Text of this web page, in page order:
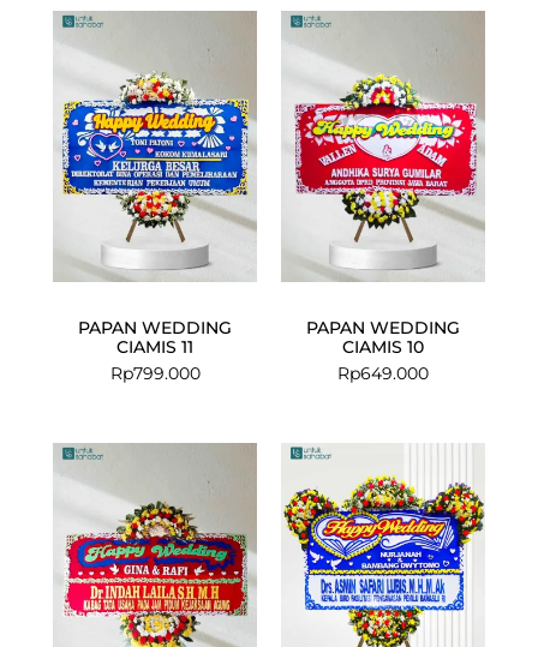
PAPAN WEDDING
CIAMIS 11
Rp799.000
PAPAN WEDDING
CIAMIS 10
Rp649.000